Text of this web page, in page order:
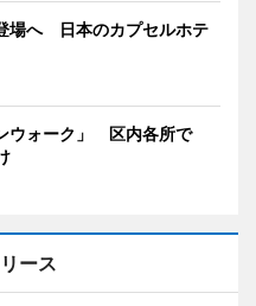
場へ 日本のカプセルホテ
ウォーク」 区内各所で
ース